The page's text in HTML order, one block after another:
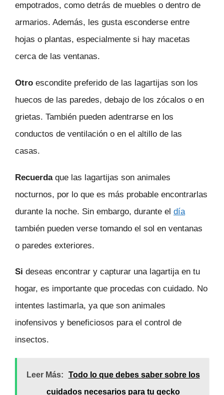
empotrados, como detrás de muebles o dentro de
armarios. Además, les gusta esconderse entre
hojas o plantas, especialmente si hay macetas
cerca de las ventanas.
Otro escondite preferido de las lagartijas son los
huecos de las paredes, debajo de los zócalos o en
grietas. También pueden adentrarse en los
conductos de ventilación o en el altillo de las
casas.
Recuerdaque las lagartijas son animales
nocturnos, por lo que es más probable encontrarlas
durante la noche. Sin embargo, durante el día
también pueden verse tomando el sol en ventanas
o paredes exteriores.
Si deseas encontrar y capturar una lagartija en tu
hogar, es importante que procedas con cuidado. No
intentes lastimarla, ya que son animales
inofensivos y beneficiosos para el control de
insectos.
Leer Más:
Todo lo que debes saber sobre los
cuidados necesarios para tu gecko